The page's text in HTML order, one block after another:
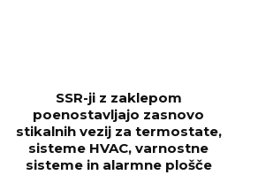
SSR-ji z zaklepom
poenostavljajo zasnovo
stikalnih vezij za termostate,
sisteme HVAC, varnostne
sisteme in alarmne plošče